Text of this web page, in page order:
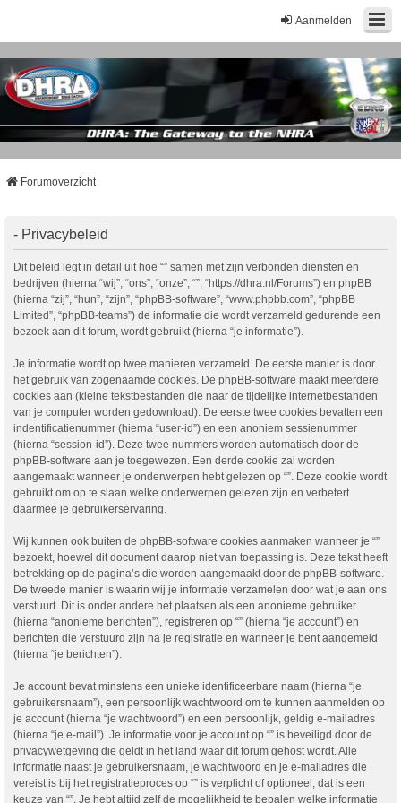
Aanmelden
Forumoverzicht
- Privacybeleid
Dit beleid legt in detail uit hoe “” samen met zijn verbonden diensten en
bedrijven (hierna “wij”, “ons”, “onze”, “”, “https://dhra.nl/Forums”) en phpBB
(hierna “zij”, “hun”, “zijn”, “phpBB-software”, “www.phpbb.com”, “phpBB
Limited”, “phpBB-teams”) de informatie die wordt verzameld gedurende een
bezoek aan dit forum, wordt gebruikt (hierna “je informatie”).
Je informatie wordt op twee manieren verzameld. De eerste manier is door
het gebruik van zogenaamde cookies. De phpBB-software maakt meerdere
cookies aan (kleine tekstbestanden die naar de tijdelijke internetbestanden
van je computer worden gedownload). De eerste twee cookies bevatten een
indentificatienummer (hierna “user-id”) en een anoniem sessienummer
(hierna “session-id”). Deze twee nummers worden automatisch door de
phpBB-software aan je toegewezen. Een derde cookie zal worden
aangemaakt wanneer je onderwerpen hebt gelezen op “”. Deze cookie wordt
gebruikt om op te slaan welke onderwerpen gelezen zijn en verbetert
daarmee je gebruikerservaring.
Wij kunnen ook buiten de phpBB-software cookies aanmaken wanneer je “”
bezoekt, hoewel dit document daarop niet van toepassing is. Deze tekst heeft
betrekking op de pagina’s die worden aangemaakt door de phpBB-software.
De tweede manier is waarin wij je informatie verzamelen door wat je aan ons
verstuurt. Dit is onder andere het plaatsen als een anonieme gebruiker
(hierna “anonieme berichten”), registreren op “” (hierna “je account”) en
berichten die verstuurd zijn na je registratie en wanneer je bent aangemeld
(hierna “je berichten”).
Je account bevat minstens een unieke identificeerbare naam (hierna “je
gebruikersnaam”), een persoonlijk wachtwoord om te kunnen aanmelden op
je account (hierna “je wachtwoord”) en een persoonlijk, geldig e-mailadres
(hierna “je e-mail”). Je informatie voor je account op “” is beveiligd door de
privacywetgeving die geldt in het land waar dit forum gehost wordt. Alle
informatie naast je gebruikersnaam, je wachtwoord en je e-mailadres die
vereist is bij het registratieproces op “” is verplicht of optioneel, dat is een
keuze van “”. Je hebt altijd zelf de mogelijkheid te bepalen welke informatie